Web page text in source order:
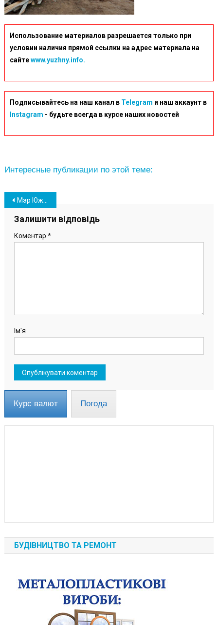
Использование материалов разрешается только при
условии наличия прямой ссылки на адрес материала на
сайтеwww.yuzhny.info.
Подписывайтесь на наш канал в Telegram и наш аккаунт в
Instagram - будьте всегда в курсе наших новостей
Интересные публикации по этой теме:
Навігація
записів
Мэр Южного проинспектировал строительные объекты города (фото)
Залишити відповідь
Коментар *
Ім'я
Курс валют Погода
БУДІВНИЦТВО ТА РЕМОНТ